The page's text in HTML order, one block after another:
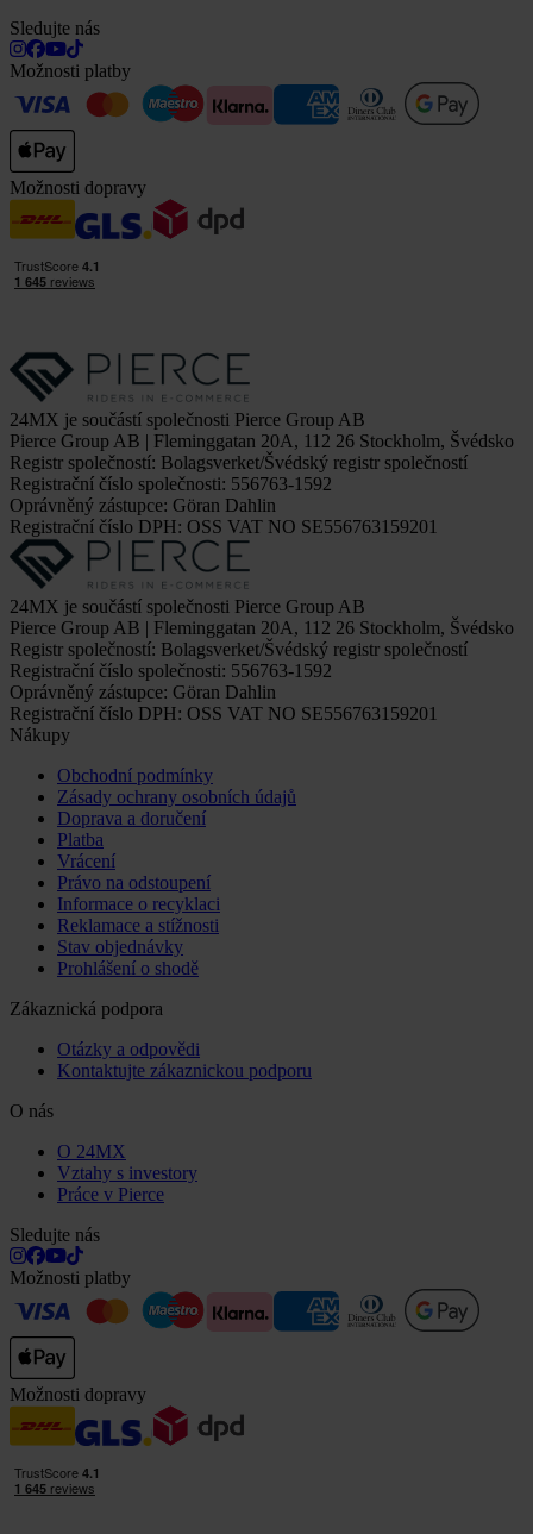
Sledujte nás
Možnosti platby
Možnosti dopravy
24MX je součástí společnosti Pierce Group AB
Pierce Group AB | Fleminggatan 20A, 112 26 Stockholm, Švédsko
Registr společností: Bolagsverket/Švédský registr společností
Registrační číslo společnosti: 556763-1592
Oprávněný zástupce: Göran Dahlin
Registrační číslo DPH: OSS VAT NO SE556763159201
24MX je součástí společnosti Pierce Group AB
Pierce Group AB | Fleminggatan 20A, 112 26 Stockholm, Švédsko
Registr společností: Bolagsverket/Švédský registr společností
Registrační číslo společnosti: 556763-1592
Oprávněný zástupce: Göran Dahlin
Registrační číslo DPH: OSS VAT NO SE556763159201
Nákupy
Obchodní podmínky
Zásady ochrany osobních údajů
Doprava a doručení
Platba
Vrácení
Právo na odstoupení
Informace o recyklaci
Reklamace a stížnosti
Stav objednávky
Prohlášení o shodě
Zákaznická podpora
Otázky a odpovědi
Kontaktujte zákaznickou podporu
O nás
O 24MX
Vztahy s investory
Práce v Pierce
Sledujte nás
Možnosti platby
Možnosti dopravy